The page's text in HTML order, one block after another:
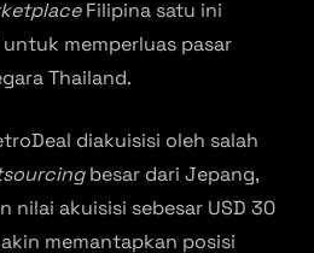
Filipina satu ini
memperluas pasar
Thailand.
diakuisisi oleh salah
besar dari Jepang,
nilai akuisisi sebesar USD 30
memantapkan posisi